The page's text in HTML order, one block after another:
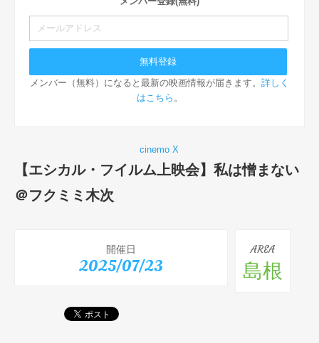
メンバー（無料）になると最新の映画情報が届きます。 詳しく
はこちら 。
cinemo X
【エシカル・フイルム上映会】私は憎まない
＠フクミミ木次
開催日
2025/07/23
AREA
島根